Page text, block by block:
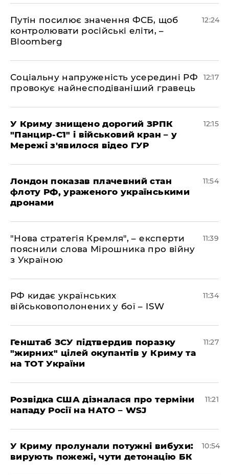
Путін посилює значення ФСБ, щоб
контролювати російські еліти, –
Bloomberg
12:24
Соціальну напруженість усередині РФ
провокує найнесподіваніший гравець
12:17
У Криму знищено дорогий ЗРПК
"Панцир-С1" і військовий кран – у
Мережі з'явилося відео ГУР
12:15
Лондон показав плачевний стан
флоту РФ, ураженого українськими
дронами
11:54
"Нова стратегія Кремля", – експерти
пояснили слова Мірошника про війну
з Україною
11:39
РФ кидає українських
військовополонених у бої – ISW
11:34
Генштаб ЗСУ підтвердив поразку
"жирних" цілей окупантів у Криму та
на ТОТ України
11:27
Розвідка США дізналася про терміни
нападу Росії на НАТО – WSJ
11:21
У Криму пролунали потужні вибухи:
вирують пожежі, чути детонацію БК
10:54